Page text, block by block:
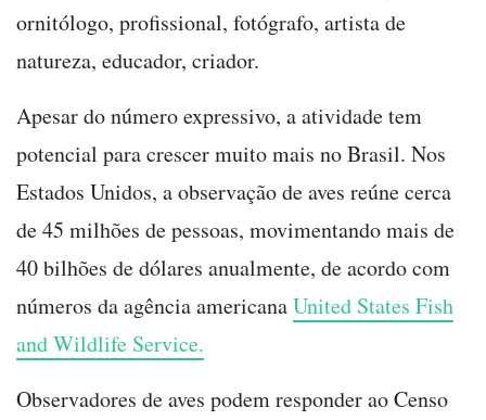
ornitólogo, profissional, fotógrafo, artista de
natureza, educador, criador.
Apesar do número expressivo, a atividade tem
potencial para crescer muito mais no Brasil. Nos
Estados Unidos, a observação de aves reúne cerca
de 45 milhões de pessoas, movimentando mais de
40 bilhões de dólares anualmente, de acordo com
números da agência americanaUnited States Fish
and Wildlife Service.
Observadores de aves podem responder ao Censo